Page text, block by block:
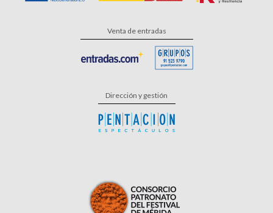
Venta de entradas
Dirección y gestión